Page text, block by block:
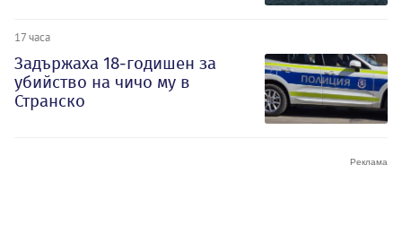
17 часа
Задържаха 18-годишен за
убийство на чичо му в
Странско